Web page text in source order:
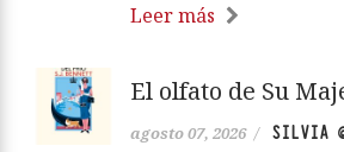
Leer más
El olfato de Su
agosto 07, 2026 / SILVIA